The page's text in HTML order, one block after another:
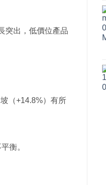
突出，低價位產品
（+14.8%）有所
衡。